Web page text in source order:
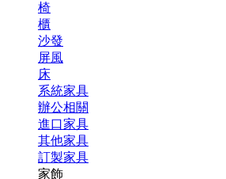
椅
櫃
沙發
屏風
床
系統家具
辦公相關
進口家具
其他家具
訂製家具
家飾